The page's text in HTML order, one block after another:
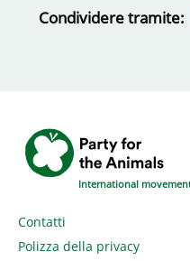
Condividere tramite:
International
Contatti
Polizza della privacy